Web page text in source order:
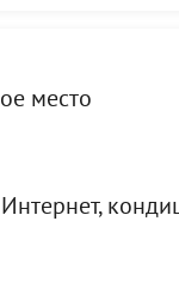
место